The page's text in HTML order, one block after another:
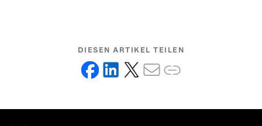
DIESEN ARTIKEL TEILEN